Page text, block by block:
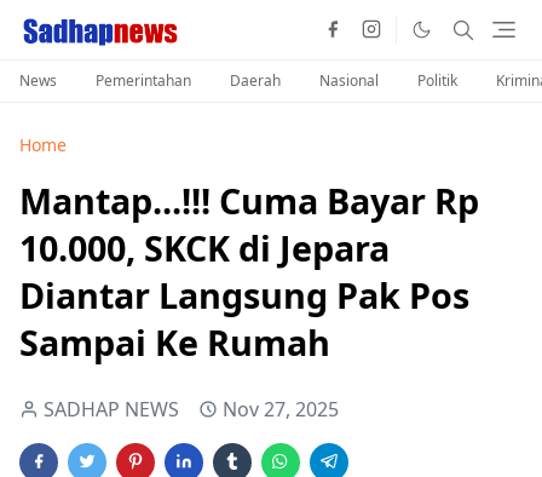
News Pemerintahan Daerah Nasional Politik
Home
Mantap...!!! Cuma Bayar Rp
10.000, SKCK di Jepara
Diantar Langsung Pak Pos
Sampai Ke Rumah
SADHAP NEWS Nov 27, 2025